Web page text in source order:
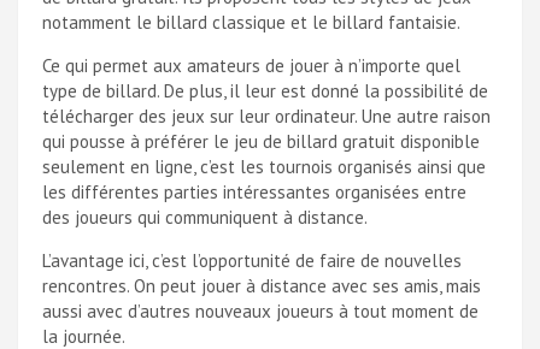
notamment le billard classique et le billard fantaisie.
Ce qui permet aux amateurs de jouer à n’importe quel
type de billard. De plus, il leur est donné la possibilité de
télécharger des jeux sur leur ordinateur. Une autre raison
qui pousse à préférer le jeu de billard gratuit disponible
seulement en ligne, c’est les tournois organisés ainsi que
les différentes parties intéressantes organisées entre
des joueurs qui communiquent à distance.
L’avantage ici, c’est l’opportunité de faire de nouvelles
rencontres. On peut jouer à distance avec ses amis, mais
aussi avec d’autres nouveaux joueurs à tout moment de
la journée.